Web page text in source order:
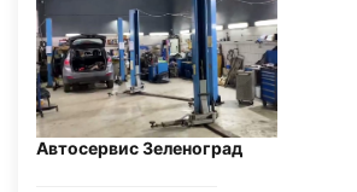
Автосервис Зеленоград